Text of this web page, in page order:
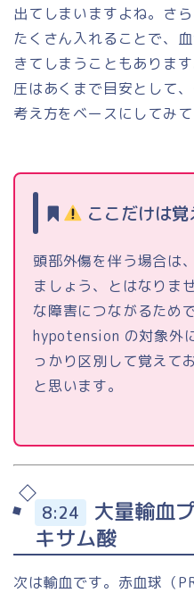
出てしまいますよね。さ
たくさん入れることで、
きてしまうこともありま
圧はあくまで目安として
考え方をベースにしてみて
ここだけは
頭部外傷を伴う場合は
ましょう、とはなりま
な障害につながるため
hypotension の対象外
っかり区別して覚えて
と思います。
8:24
大量輸血
キサム酸
次は輸血です。赤血球（